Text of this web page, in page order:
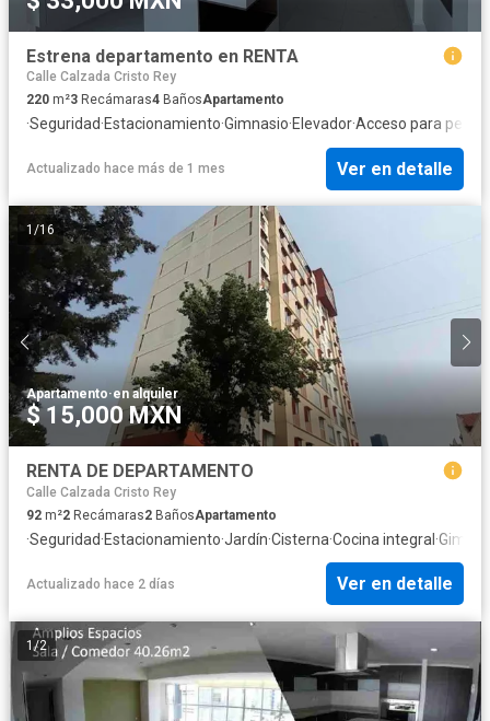
Estrena departamento en RENTA
Calle Calzada Cristo Rey
220 m²3 Recámaras4 BañosApartamento
·Seguridad·Estacionamiento·Gimnasio·Elevador·Acceso para
Actualizado hace más de 1 mes Ver en detalle
1 /16
Apartamento·en alquiler
$ 15,000 MXN
RENTA DE DEPARTAMENTO
Calle Calzada Cristo Rey
92 m²2 Recámaras2 BañosApartamento
·Seguridad·Estacionamiento·Jardín·Cisterna·Cocina integral ·
Actualizado hace 2 días Ver en detalle
1/2